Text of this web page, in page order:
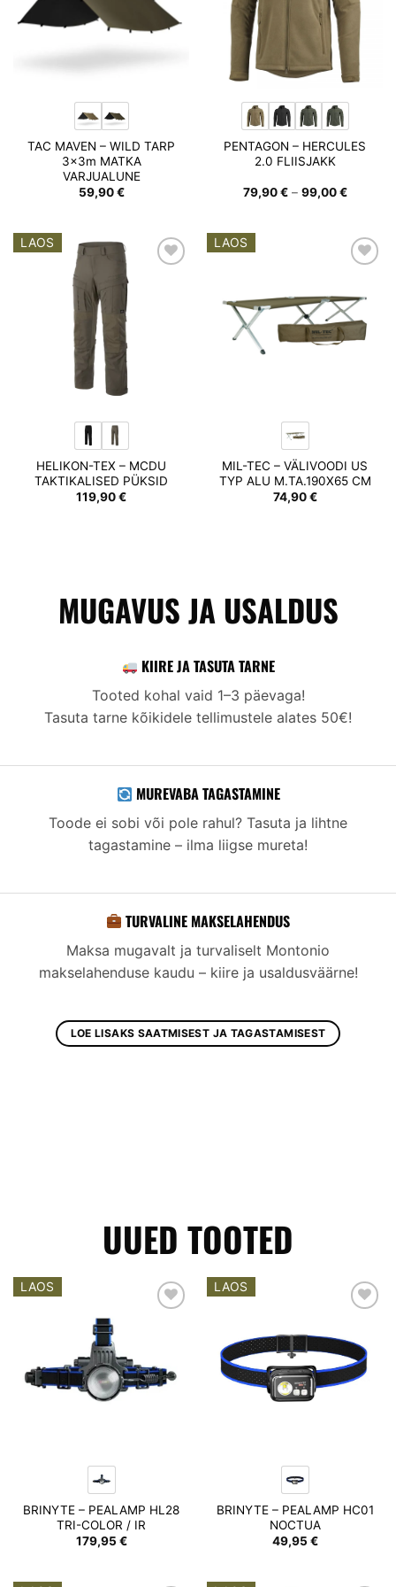
TAC MAVEN – WILD TARP
3x3m MATKA
VARJUALUNE
59,90€
PENTAGON – HERCULES
2.0 FLIISJAKK
79,90€ – 99,00€
LAOS
HELIKON-TEX – MCDU
TAKTIKALISED PÜKSID
119,90€
LAOS
MIL-TEC – VÄLIVOODI US
TYP ALU M.TA.190X65 CM
74,90€
MUGAVUS JA USALDUS
KIIRE JA TASUTA TARNE
Tooted kohal vaid 1–3 päevaga!
Tasuta tarne kõikidele tellimustele alates 50€!
MUREVABA TAGASTAMINE
Toode ei sobi või pole rahul? Tasuta ja lihtne
tagastamine – ilma liigse mureta!
TURVALINE MAKSELAHENDUS
Maksa mugavalt ja turvaliselt Montonio
makselahenduse kaudu – kiire ja usaldusväärne!
LOE LISAKS SAATMISEST JA TAGASTAMISEST
UUED TOOTED
LAOS
BRINYTE – PEALAMP HL28
TRI-COLOR / IR
179,95 €
LAOS
BRINYTE – PEALAMP HC01
NOCTUA
49,95 €